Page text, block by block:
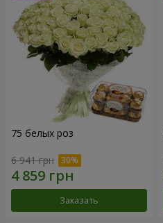
75 белых роз
6 941 грн
Заказать